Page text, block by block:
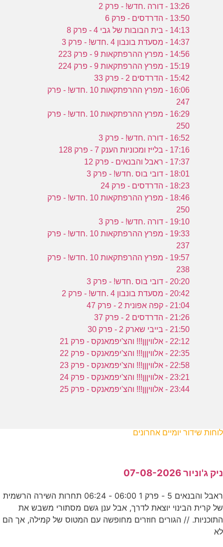
13:26 - דורה .חדש! - פרק 2
13:50 - הדרדסים - פרק 6
14:13 - בית הבובות של גבי 4 - פרק 8
14:37 - מסעדת בונבון 4 .חדש! - פרק 3
14:56 - מפרץ ההרפתקאות 9 - פרק 223
15:19 - מפרץ ההרפתקאות 9 - פרק 224
15:42 - הדרדסים 2 - פרק 33
16:06 - מפרץ ההרפתקאות 10 .חדש! - פרק
247
16:29 - מפרץ ההרפתקאות 10 .חדש! - פרק
250
16:52 - דורה .חדש! - פרק 3
17:16 - בלייז ומכוניות הענק 7 - פרק 128
17:37 - ראבל והבנאים - פרק 12
18:01 - דובי בוס .חדש! - פרק 3
18:23 - הדרדסים - פרק 24
18:46 - מפרץ ההרפתקאות 10 .חדש! - פרק
250
19:10 - דורה .חדש! - פרק 3
19:33 - מפרץ ההרפתקאות 10 .חדש! - פרק
237
19:57 - מפרץ ההרפתקאות 10 .חדש! - פרק
238
20:20 - דובי בוס .חדש! - פרק 3
20:42 - מסעדת בונבון 4 .חדש! - פרק 2
21:04 - קפה אפונית 2 - פרק 47
21:26 - הדרדסים 2 - פרק 37
21:50 - בייבי שארק 2 - פרק 30
22:12 - אלוויןןן!!! והצ'יפמאנקס - פרק 21
22:35 - אלוויןןן!!! והצ'יפמאנקס - פרק 22
22:58 - אלוויןןן!!! והצ'יפמאנקס - פרק 23
23:21 - אלוויןןן!!! והצ'יפמאנקס - פרק 24
23:44 - אלוויןןן!!! והצ'יפמאנקס - פרק 25
לוחות שידור יומיים אחרונים
ניק ג'וניור 07-08-2026
ראבל והבנאים 5 - פרק 1 06:00 - 06:24 תחרות השירה הרשמית
של קרית הבינוי יוצאת לדרך, אבל ענן גשם מסתורי משבש את
התוכניות. // הגורים חוזרים מחופשה עם המטוס של קמילה, אך הם
לא